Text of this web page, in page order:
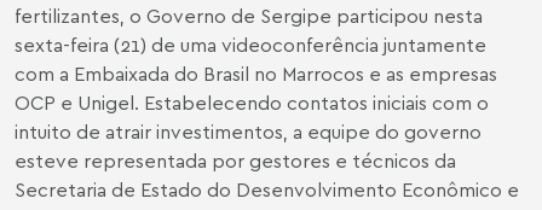
fertilizantes, o Governo de Sergipe participou nesta
sexta-feira (21) de uma videoconferência juntamente
com a Embaixada do Brasil no Marrocos e as empresas
OCP e Unigel. Estabelecendo contatos iniciais com o
intuito de atrair investimentos, a equipe do governo
esteve representada por gestores e técnicos da
Secretaria de Estado do Desenvolvimento Econômico e